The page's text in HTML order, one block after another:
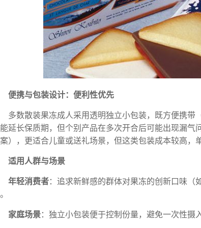
便携与包装设计：便利性优先
多数散装果冻成人采用透明独立小包装，既方便携
延长保质期，但个别产品在多次开合后可能出现漏
），更适合儿童或送礼场景，但这类包装成本较高，
适用人群与场景
年轻消费者：追求新鲜感的群体对果冻的创新口味
家庭场景：独立小包装便于控制份量，避免一次性摄